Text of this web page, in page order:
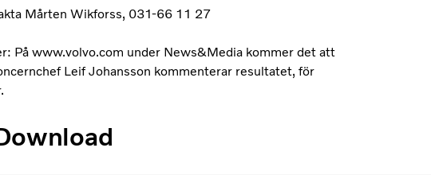
Mårten Wikforss, 031-66 11 27
På www.volvo.com under News&Media kommer det att
Leif Johansson kommenterar resultatet, för